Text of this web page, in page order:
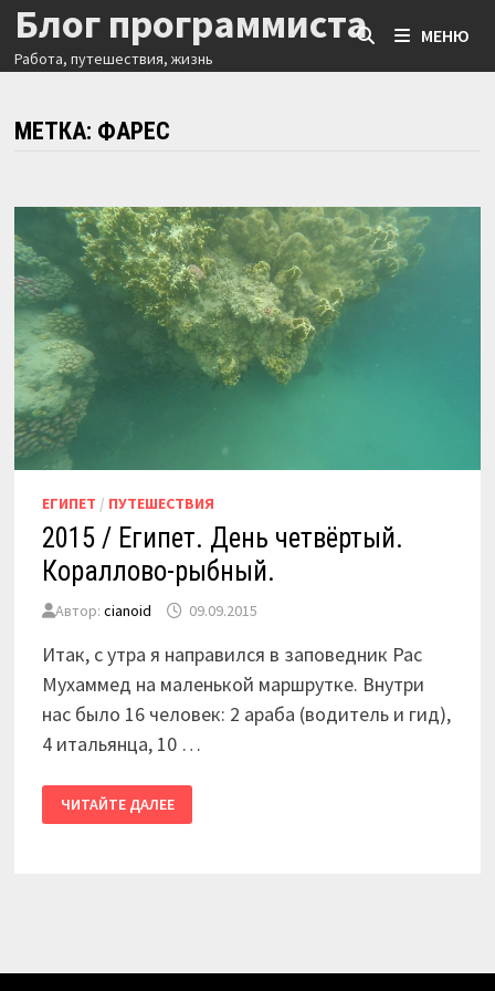
Перейти
содержимому
Блог программиста
Работа, путешествия, жизнь
МЕНЮ
МЕТКА: ФАРЕС
ЕГИПЕТ / ПУТЕШЕСТВИЯ
2015 / Египет. День четвёртый.
Кораллово-рыбный.
Автор: cianoid 09.09.2015
Итак, с утра я направился в заповедник Рас
Мухаммед на маленькой маршрутке. Внутри
нас было 16 человек: 2 араба (водитель и гид),
4 итальянца, 10 …
/
ЕГИПЕТ.
ЧИТАЙТЕ ДАЛЕЕ